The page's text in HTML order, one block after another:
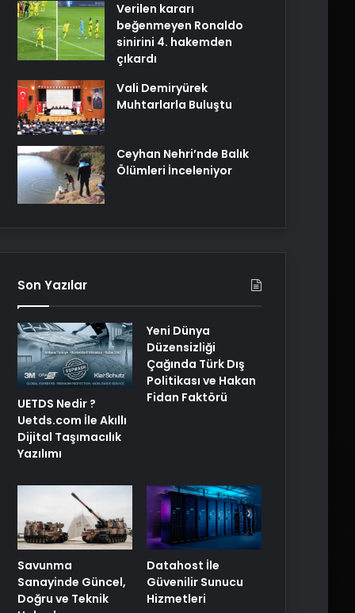
Verilen kararı
beğenmeyen Ronaldo
sinirini 4. hakemden
çıkardı
Vali Demiryürek
Muhtarlarla Buluştu
Ceyhan Nehri’nde Balık
Ölümleri İnceleniyor
Son Yazılar
UETDS Nedir ?
Uetds.com İle Akıllı
Dijital Taşımacılık
Yazılımı
Yeni Dünya
Düzensizliği
Çağında Türk Dış
Politikası ve Hakan
Fidan Faktörü
Savunma
Sanayinde Güncel,
Doğru ve Teknik
Datahost İle
Güvenilir Sunucu
Hizmetleri